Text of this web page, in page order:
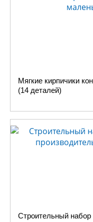
Мягкие кирпичики
(14 деталей)
Строительный набор